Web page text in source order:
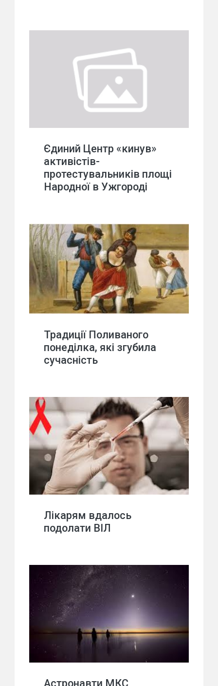
Єдиний Центр «кинув»
активістів-
протестувальників площі
Народної в Ужгороді
Традиції Поливаного
понеділка, які згубила
сучасність
Лікарям вдалось
подолати ВІЛ
Астронавти МКС